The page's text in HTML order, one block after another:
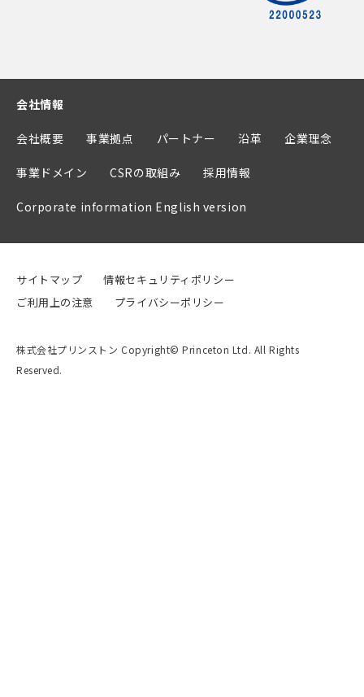
会社情報
会社概要 事業拠点 パートナー 沿革 企業理念
事業ドメイン CSRの取組み 採用情報
Corporate information English version
サイトマップ
情報セキュリティポリシー
ご利用上の注意
プライバシーポリシー
株式会社プリンストン Copyright© Princeton Ltd. All Rights
Reserved.